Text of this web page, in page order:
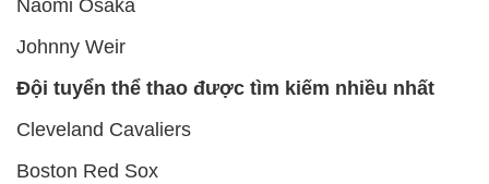
Naomi Osaka
Johnny Weir
Đội tuyển thể thao được tìm kiếm nhiều nhất
Cleveland Cavaliers
Boston Red Sox